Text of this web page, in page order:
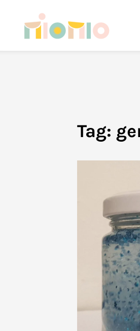
Skip to main content
Tag: